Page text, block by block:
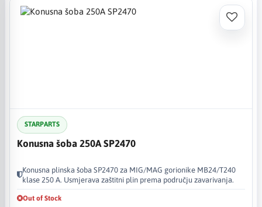
STARPARTS
Konusna šoba 250A SP2470
Konusna plinska šoba SP2470 za MIG/MAG gorionike MB24/T240
klase 250 A. Usmjerava zaštitni plin prema području zavarivanja.
Out of Stock